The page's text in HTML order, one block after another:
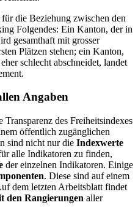
die Beziehung zwischen den
Folgendes: Ein Kanton, der in
gesamthaft mit grosser
Plätzen stehen; ein Kanton,
schlecht abschneidet, landet
Angaben
des Freiheitsindexes
öffentlich zugänglichen
sind nicht nur die Indexwerte
alle Indikatoren zu finden,
der einzelnen Indikatoren. Einige
. Diese sind auf einem
dem letzten Arbeitsblatt findet
den Rangierungen aller